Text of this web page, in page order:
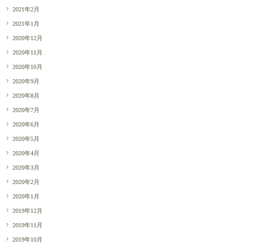
2021年2月
2021年1月
2020年12月
2020年11月
2020年10月
2020年9月
2020年8月
2020年7月
2020年6月
2020年5月
2020年4月
2020年3月
2020年2月
2020年1月
2019年12月
2019年11月
2019年10月